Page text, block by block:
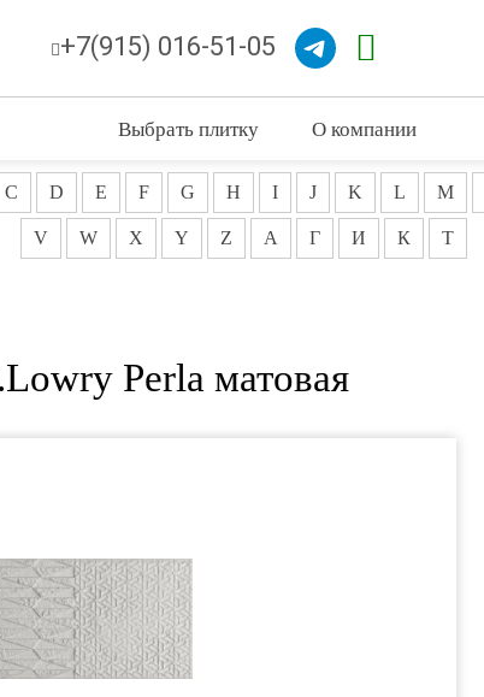
+7(915) 016-51-05
Выбрать плитку О компании
C D E F G H I J K L M
V W X Y Z А Г И К Т
Perla матовая